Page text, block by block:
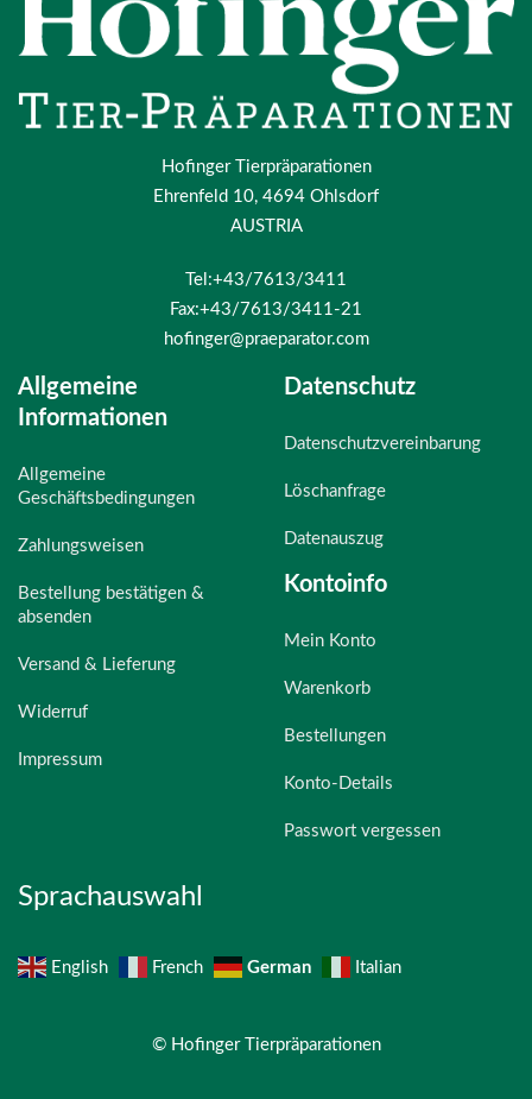
Hofinger Tierpräparationen
Ehrenfeld 10, 4694 Ohlsdorf
AUSTRIA
Tel:+43/7613/3411
Fax:+43/7613/3411-21
hofinger@praeparator.com
Allgemeine
Informationen
Allgemeine
Geschäftsbedingungen
Zahlungsweisen
Bestellung bestätigen &
absenden
Versand & Lieferung
Widerruf
Impressum
Datenschutz
Datenschutzvereinbarung
Löschanfrage
Datenauszug
Kontoinfo
Mein Konto
Warenkorb
Bestellungen
Konto-Details
Passwort vergessen
Sprachauswahl
English French German Italian
© Hofinger Tierpräparationen